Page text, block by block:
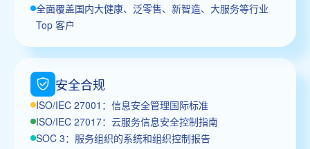
全面覆盖国内大健康、泛零售、新智造、大服务等行业
Top 客户
安全合规
ISO/IEC 27001：信息安全管理国际标准
ISO/IEC 27017：云服务信息安全控制指南
SOC 3：服务组织的系统和组织控制报告